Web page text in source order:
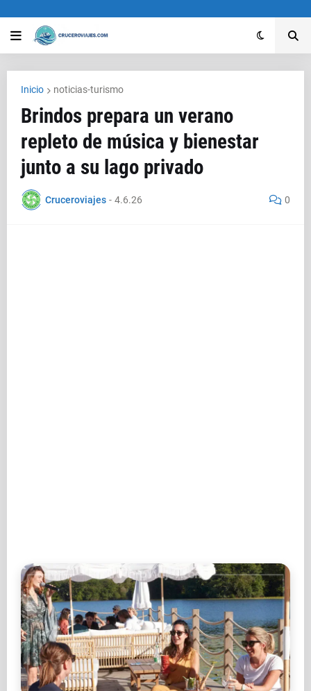
Inicio noticias-turismo
Brindos prepara un verano
repleto de música y bienestar
junto a su lago privado
Cruceroviajes - 4.6.26 0